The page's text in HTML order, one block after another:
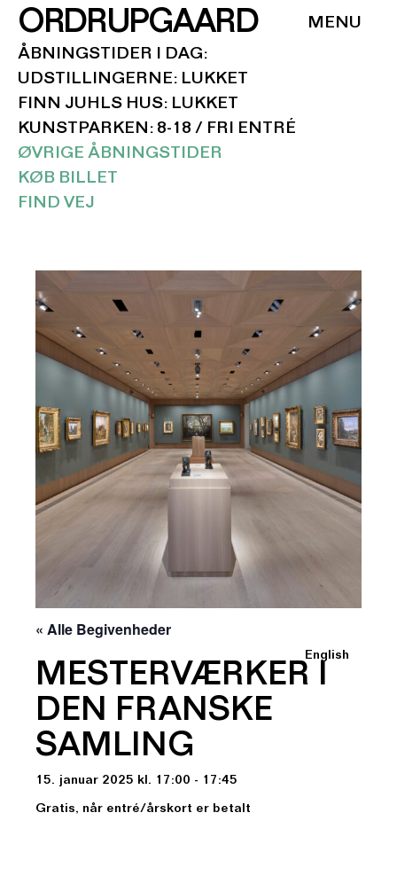
ORDRUPGAARD
ÅBNINGSTIDER I DAG:
UDSTILLINGERNE: LUKKET
FINN JUHLS HUS: LUKKET
KUNSTPARKEN: 8-18 / FRI ENTRÉ
ØVRIGE ÅBNINGSTIDER
KØB BILLET
FIND VEJ
English
« Alle Begivenheder
MESTERVÆRKER I
DEN FRANSKE
SAMLING
15. januar 2025 kl. 17:00 - 17:45
Gratis, når entré/årskort er betalt